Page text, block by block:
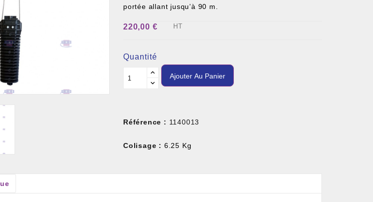
portée allant jusqu’à 90 m.
220,00 € HT
Quantité
Ajouter Au Panier
Référence : 1140013
Colisage : 6.25 Kg